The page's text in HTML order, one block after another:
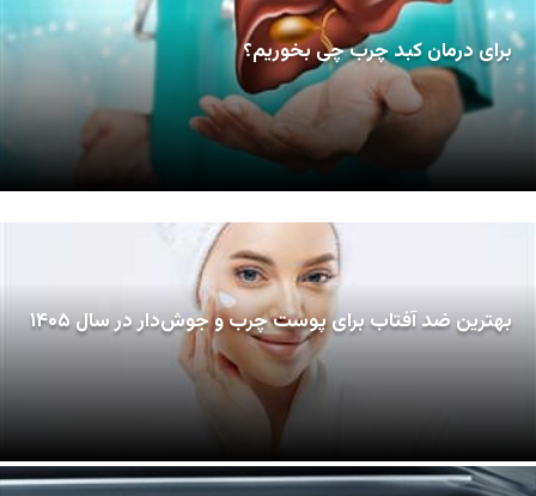
برای درمان کبد چرب چی بخوریم؟
بهترین ضد آفتاب برای پوست چرب و جوش‌دار در سال ۱۴۰۵